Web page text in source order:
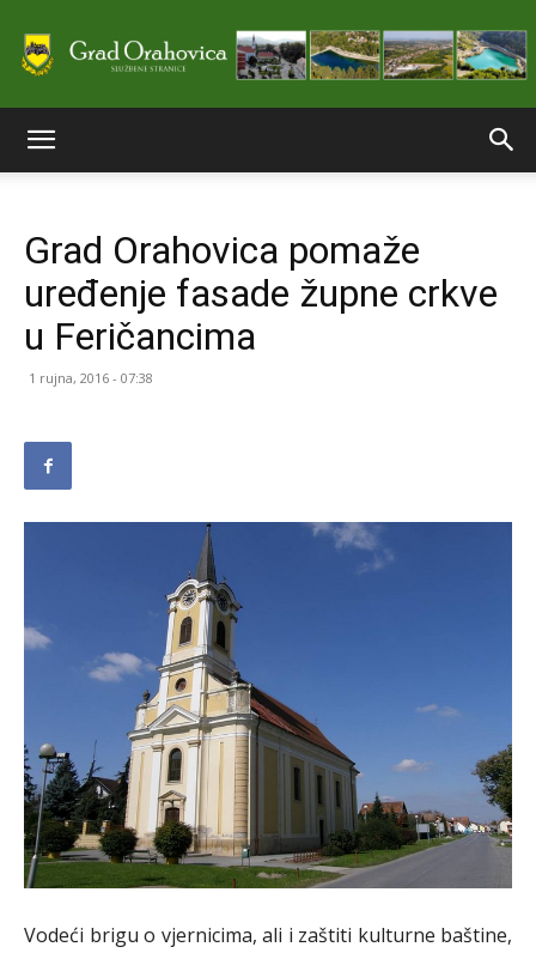
stranice
Grad Orahovica pomaže
uređenje fasade župne crkve
u Feričancima
1 rujna, 2016 - 07:38
Vodeći brigu o vjernicima, ali i zaštiti kulturne baštine,